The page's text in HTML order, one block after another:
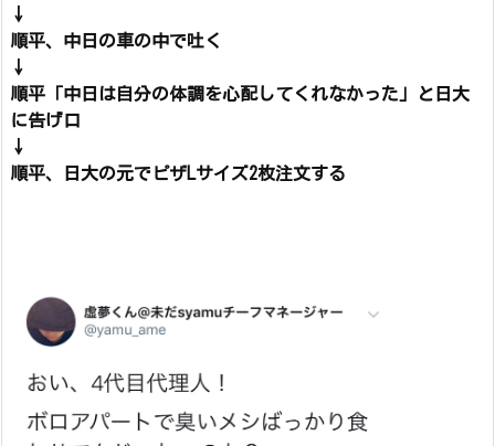
↓
順平、中日の車の中で吐く
↓
順平「中日は自分の体調を心配してくれなかった」と日大
に告げ口
↓
順平、日大の元でピザLサイズ2枚注文する